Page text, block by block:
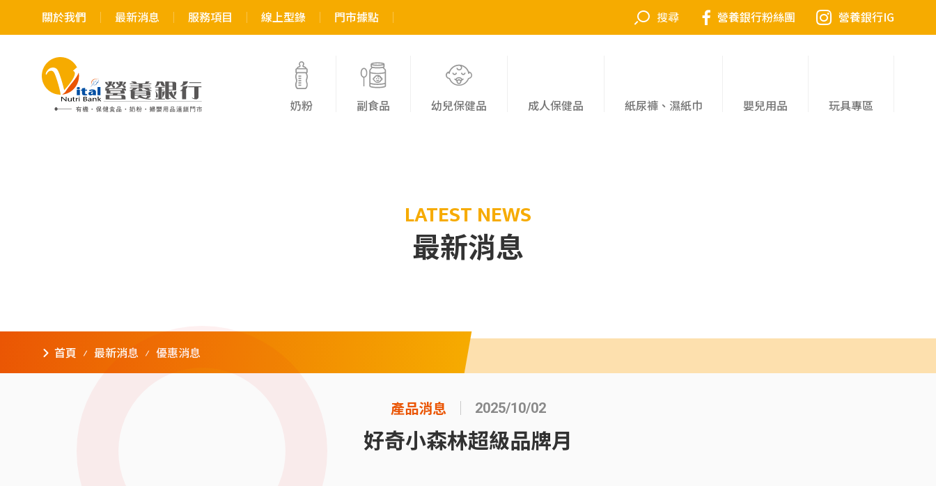
關於我們 最新消息 服務項目 線上型錄 門市據點 營養銀行粉絲團 營養銀行IG
奶粉 副食品 幼兒保健品 成人保健品 紙尿褲、濕紙巾 嬰兒用品 玩具專區
LATEST NEWS
最新消息
首頁 最新消息 優惠消息
產品消息 2025/10/02
好奇小森林超級品牌月